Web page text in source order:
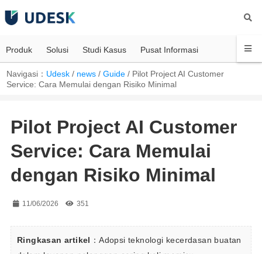
Produk Solusi Studi Kasus Pusat Informasi
Navigasi： Udesk / news /Guide / Pilot Project AI Customer
Service: Cara Memulai dengan Risiko Minimal
Pilot Project AI Customer
Service: Cara Memulai
dengan Risiko Minimal
11/06/2026 351
Ringkasan artikel ：Adopsi teknologi kecerdasan buatan